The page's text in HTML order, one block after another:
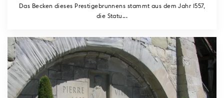
Das Becken dieses Prestigebrunnens stammt aus dem Jahr 1557,
die Statu...